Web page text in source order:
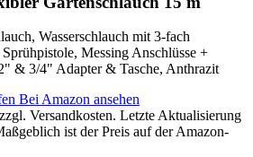
Wasserschlauch mit 3-fach
Messing Anschlüsse +
& 3/4" Adapter & Tasche, Anthrazit
Bei Amazon ansehen
Versandkosten. Letzte Aktualisierung
ist der Preis auf der Amazon-